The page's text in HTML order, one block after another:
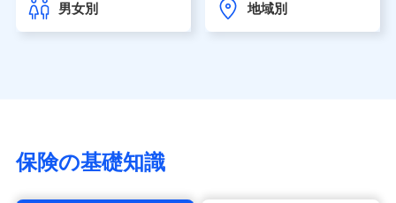
東京海上日動あんしん生命保険株式会社
（https://www.tmn-anshin.co.jp/）
マニュライフ生命保険株式会社
（https://www.manulife.co.jp/）
男女別 地域別
保険の基礎知識